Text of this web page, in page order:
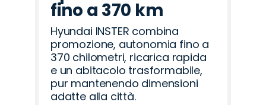
fino a 370 km
Hyundai INSTER combina
promozione, autonomia fino a
370 chilometri, ricarica rapida
e un abitacolo trasformabile,
pur mantenendo dimensioni
adatte alla città.